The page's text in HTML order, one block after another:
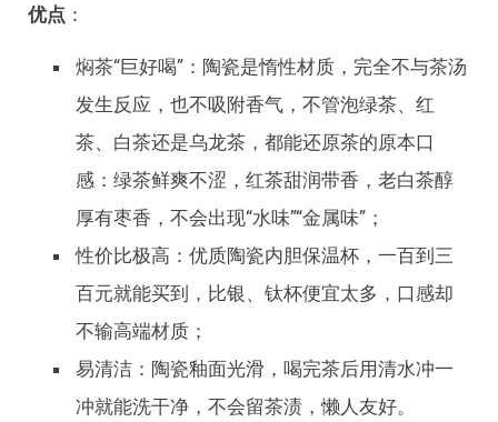
优点 ：
焖茶“巨好喝”：陶瓷是惰性材质，完全不与茶汤
发生反应，也不吸附香气，不管泡绿茶、红
茶、白茶还是乌龙茶，都能还原茶的原本口
感：绿茶鲜爽不涩，红茶甜润带香，老白茶醇
厚有枣香，不会出现“水味”“金属味”；
性价比极高：优质陶瓷内胆保温杯，一百到三
百元就能买到，比银、钛杯便宜太多，口感却
不输高端材质；
易清洁：陶瓷釉面光滑，喝完茶后用清水冲一
冲就能洗干净，不会留茶渍，懒人友好。